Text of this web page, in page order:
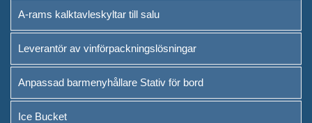
A-rams kalktavleskyltar till salu
Leverantör av vinförpackningslösningar
Anpassad barmenyhållare Stativ för bord
Ice Bucket